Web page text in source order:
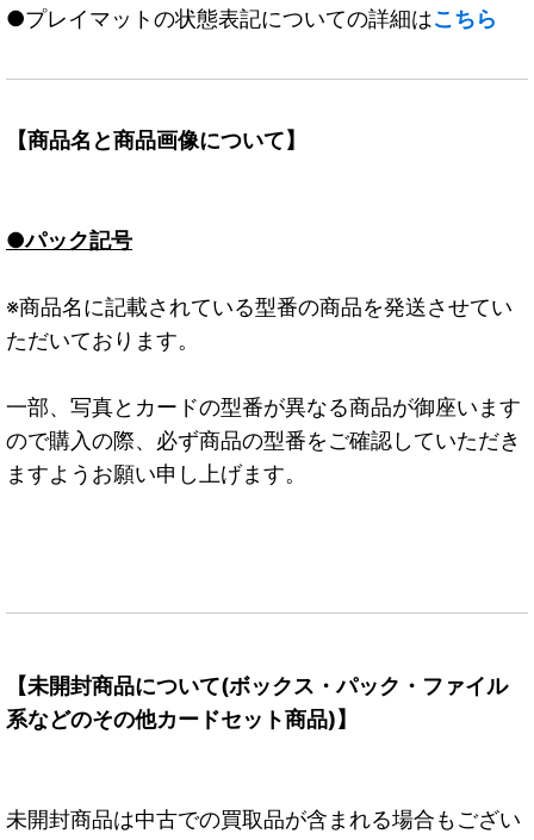
●プレイマットの状態表記についての詳細はこちら
【商品名と商品画像について】
●パック記号
※商品名に記載されている型番の商品を発送させてい
ただいております。
一部、写真とカードの型番が異なる商品が御座います
ので購入の際、必ず商品の型番をご確認していただき
ますようお願い申し上げます。
【未開封商品について(ボックス・パック・ファイル
系などのその他カードセット商品)】
未開封商品は中古での買取品が含まれる場合もござい